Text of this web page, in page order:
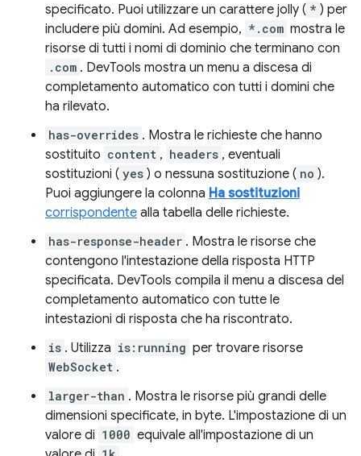
specificato. Puoi utilizzare un carattere jolly ( * ) per
includere più domini. Ad esempio, *.com mostra le
risorse di tutti i nomi di dominio che terminano con
.com . DevTools mostra un menu a discesa di
completamento automatico con tutti i domini che
ha rilevato.
has-overrides . Mostra le richieste che hanno
sostituito content , headers , eventuali
sostituzioni ( yes ) o nessuna sostituzione ( no ).
Puoi aggiungere la colonna Ha sostituzioni
corrispondente alla tabella delle richieste.
has-response-header . Mostra le risorse che
contengono l'intestazione della risposta HTTP
specificata. DevTools compila il menu a discesa del
completamento automatico con tutte le
intestazioni di risposta che ha riscontrato.
is . Utilizza is:running per trovare risorse
WebSocket .
larger-than . Mostra le risorse più grandi delle
dimensioni specificate, in byte. L'impostazione di un
valore di 1000 equivale all'impostazione di un